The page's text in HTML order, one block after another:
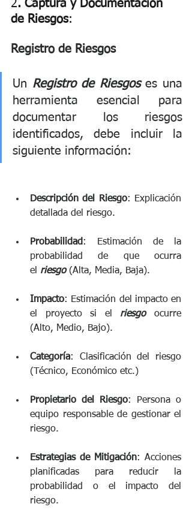
2. Captura y Documentación
de Riesgos:
Registro de Riesgos
Un Registro de Riesgos es una
herramienta esencial para
documentar los riesgos
identificados, debe incluir la
siguiente información:
Descripción del Riesgo: Explicación
detallada del riesgo.
Probabilidad : Estimación de la
probabilidad de que ocurra
el riesgo (Alta, Media, Baja).
Impacto: Estimación del impacto en
el proyecto si el riesgo ocurre
(Alto, Medio, Bajo).
Categoría: Clasificación del riesgo
(Técnico, Económico etc.)
Propietario del Riesgo: Persona o
equipo responsable de gestionar el
riesgo.
Estrategias de Mitigación: Acciones
planificadas para reducir la
probabilidad o el impacto del
riesgo.